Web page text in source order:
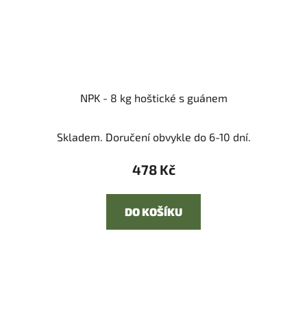
NPK - 8 kg hoštické s guánem
Skladem. Doručení obvykle do 6-10 dní.
478 Kč
DO KOŠÍKU